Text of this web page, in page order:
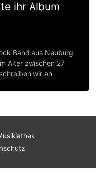
ihr Album
Band aus Neuburg
Alter zwischen 27
wir an